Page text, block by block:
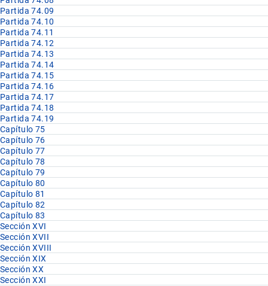
Partida 74.09
Partida 74.10
Partida 74.11
Partida 74.12
Partida 74.13
Partida 74.14
Partida 74.15
Partida 74.16
Partida 74.17
Partida 74.18
Partida 74.19
Capítulo 75
Capítulo 76
Capítulo 77
Capítulo 78
Capítulo 79
Capítulo 80
Capítulo 81
Capítulo 82
Capítulo 83
Sección XVI
Sección XVII
Sección XVIII
Sección XIX
Sección XX
Sección XXI